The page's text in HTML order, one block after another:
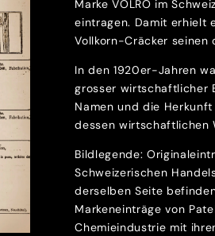
Marke VOLRO im
eintragen. Damit erhielt
Vollkorn-Cräcker seinen
In den 1920er-Jahren
grosser wirtschaftlicher
Namen und die
dessen wirtschaftlichen
Bildlegende:
Schweizerischen
derselben Seite
Markeneinträge von
Chemieindustrie mit